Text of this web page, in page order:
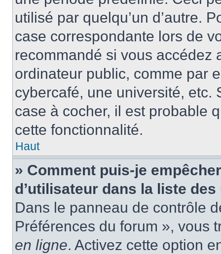
utilisé par quelqu’un d’autre.
case correspondante lors de
recommandé si vous accédez
ordinateur public, comme par
cybercafé, une université, etc.
case à cocher, il est probable
cette fonctionnalité.
Haut
» Comment puis-je
d’utilisateur dans la liste
Dans le panneau de contrôle
Préférences du forum », vous
en ligne. Activez cette option